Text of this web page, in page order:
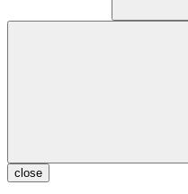
close